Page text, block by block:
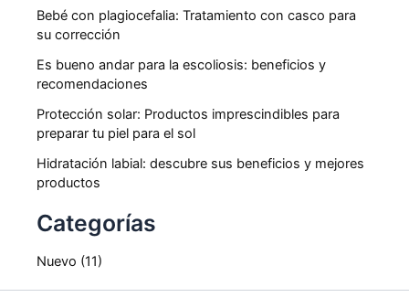
Bebé con plagiocefalia: Tratamiento con casco para
su corrección
Es bueno andar para la escoliosis: beneficios y
recomendaciones
Protección solar: Productos imprescindibles para
preparar tu piel para el sol
Hidratación labial: descubre sus beneficios y mejores
productos
Categorías
Nuevo (11)